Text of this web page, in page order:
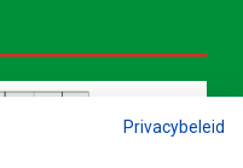
Privacybeleid